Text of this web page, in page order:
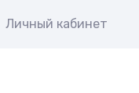
Личный кабинет